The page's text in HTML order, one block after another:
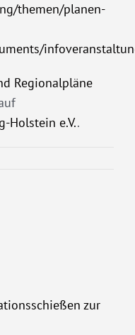
themen/planen-
Regionalpläne
Holstein e.V..
zur